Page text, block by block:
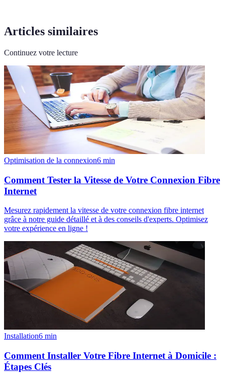
Articles similaires
Continuez votre lecture
Optimisation de la connexion6 min
Comment Tester la Vitesse de Votre Connexion Fibre
Internet
Mesurez rapidement la vitesse de votre connexion fibre internet
grâce à notre guide détaillé et à des conseils d'experts. Optimisez
votre expérience en ligne !
Installation6 min
Comment Installer Votre Fibre Internet à Domicile :
Étapes Clés